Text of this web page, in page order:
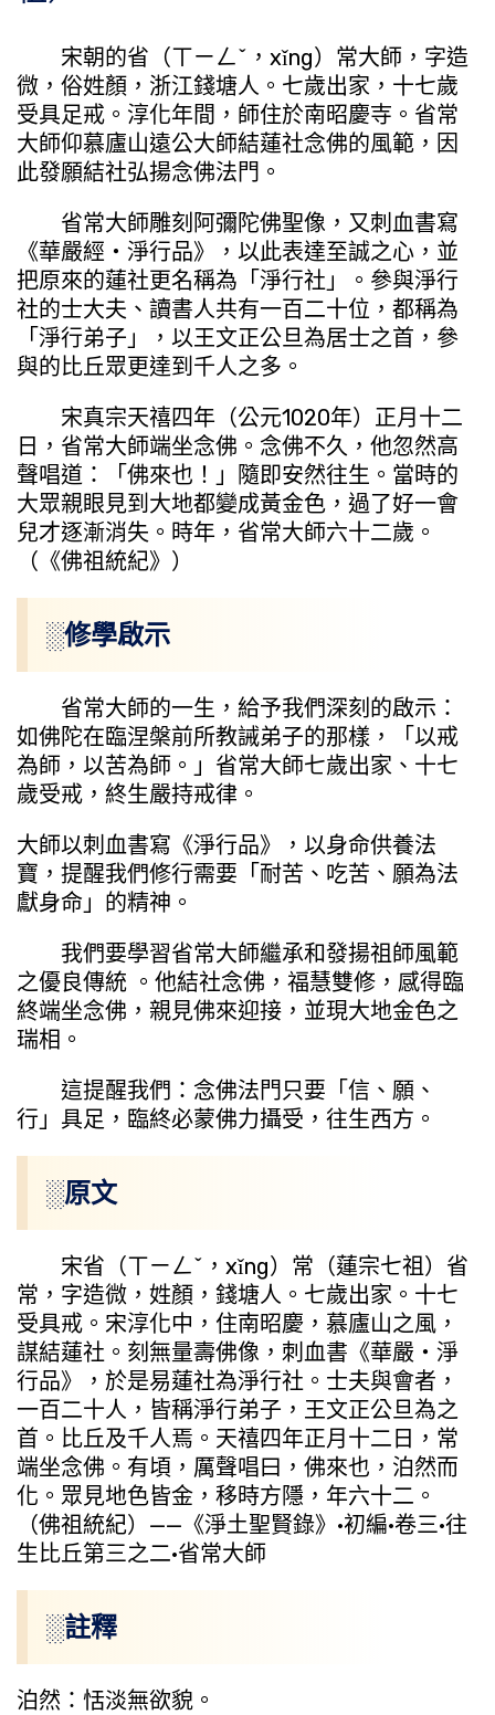
宋朝的省（ㄒㄧㄥˇ，xǐng）常大師，字造
微，俗姓顏，浙江錢塘人。七歲出家，十七歲
受具足戒。淳化年間，師住於南昭慶寺。省常
大師仰慕廬山遠公大師結蓮社念佛的風範，因
此發願結社弘揚念佛法門。
省常大師雕刻阿彌陀佛聖像，又刺血書寫
《華嚴經・淨行品》，以此表達至誠之心，並
把原來的蓮社更名稱為「淨行社」。參與淨行
社的士大夫、讀書人共有一百二十位，都稱為
「淨行弟子」，以王文正公旦為居士之首，參
與的比丘眾更達到千人之多。
宋真宗天禧四年（公元1020年）正月十二
日，省常大師端坐念佛。念佛不久，他忽然高
聲唱道：「佛來也！」隨即安然往生。當時的
大眾親眼見到大地都變成黃金色，過了好一會
兒才逐漸消失。時年，省常大師六十二歲。
（《佛祖統紀》）
░修學啟示
省常大師的一生，給予我們深刻的啟示：
如佛陀在臨涅槃前所教誡弟子的那樣，「以戒
為師，以苦為師。」省常大師七歲出家、十七
歲受戒，終生嚴持戒律。
大師以刺血書寫《淨行品》，以身命供養法
寶，提醒我們修行需要「耐苦、吃苦、願為法
獻身命」的精神。
我們要學習省常大師繼承和發揚祖師風範
之優良傳統 。他結社念佛，福慧雙修，感得臨
終端坐念佛，親見佛來迎接，並現大地金色之
瑞相。
這提醒我們：念佛法門只要「信、願、
行」具足，臨終必蒙佛力攝受，往生西方。
░原文
宋省（ㄒㄧㄥˇ，xǐng）常（蓮宗七祖）省
常，字造微，姓顏，錢塘人。七歲出家。十七
受具戒。宋淳化中，住南昭慶，慕廬山之風，
謀結蓮社。刻無量壽佛像，刺血書《華嚴・淨
行品》，於是易蓮社為淨行社。士夫與會者，
一百二十人，皆稱淨行弟子，王文正公旦為之
首。比丘及千人焉。天禧四年正月十二日，常
端坐念佛。有頃，厲聲唱曰，佛來也，泊然而
化。眾見地色皆金，移時方隱，年六十二。
（佛祖統紀）——《淨土聖賢錄》·初編·卷三·往
生比丘第三之二·省常大師
░註釋
泊然：恬淡無欲貌。